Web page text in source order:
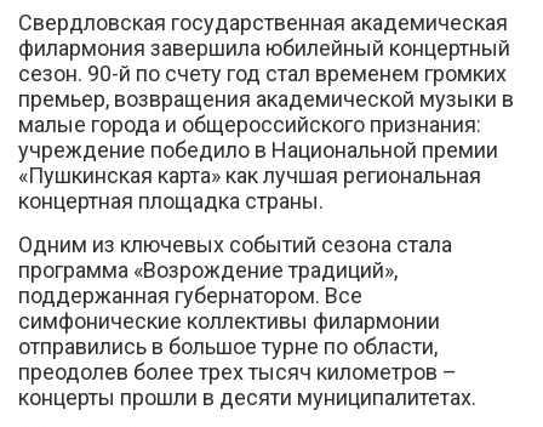
Вконтакте
Свердловская государственная академическая
филармония завершила юбилейный концертный
сезон. 90-й по счету год стал временем громких
премьер, возвращения академической музыки в
малые города и общероссийского признания:
учреждение победило в Национальной премии
«Пушкинская карта» как лучшая региональная
концертная площадка страны.
Одним из ключевых событий сезона стала
программа «Возрождение традиций»,
поддержанная губернатором. Все
симфонические коллективы филармонии
отправились в большое турне по области,
преодолев более трех тысяч километров –
концерты прошли в десяти муниципалитетах.